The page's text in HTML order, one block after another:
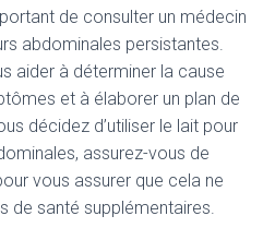
de consulter un médecin
abdominales persistantes.
aider à déterminer la cause
et à élaborer un plan de
décidez d’utiliser le lait pour
assurez-vous de
vous assurer que cela ne
de santé supplémentaires.